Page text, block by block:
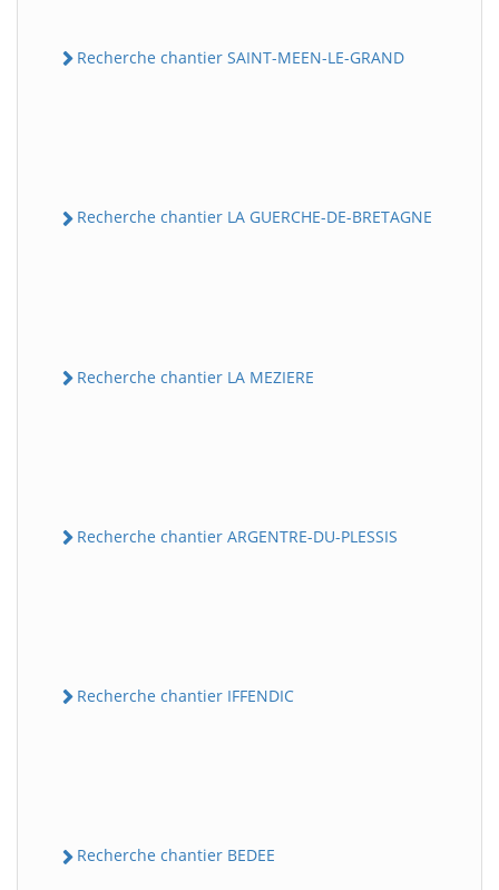
Recherche chantier SAINT-MEEN-LE-GRAND
Recherche chantier LA GUERCHE-DE-BRETAGNE
Recherche chantier LA MEZIERE
Recherche chantier ARGENTRE-DU-PLESSIS
Recherche chantier IFFENDIC
Recherche chantier BEDEE